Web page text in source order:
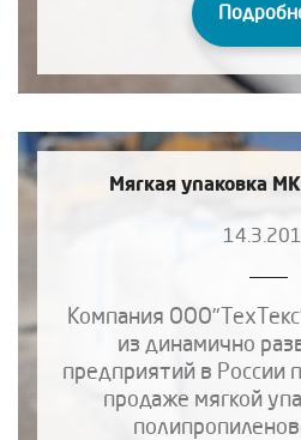
Мягкая упаковка
Компания
из динамично
предприятий в России
продаже мягкой